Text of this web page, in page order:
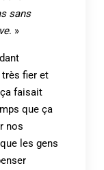
sans
. »
très fier et
faisait
que ça
nos
les gens